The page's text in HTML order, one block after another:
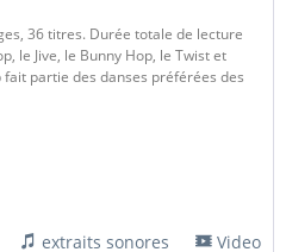
36 titres. Durée totale de lecture
le Jive, le Bunny Hop, le Twist et
partie des danses préférées des
extraits sonores Video